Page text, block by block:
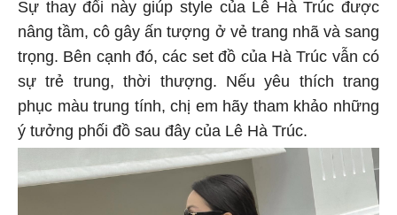
Sự thay đổi này giúp style của Lê Hà Trúc được
nâng tầm, cô gây ấn tượng ở vẻ trang nhã và sang
trọng. Bên cạnh đó, các set đồ của Hà Trúc vẫn có
sự trẻ trung, thời thượng. Nếu yêu thích trang
phục màu trung tính, chị em hãy tham khảo những
ý tưởng phối đồ sau đây của Lê Hà Trúc.